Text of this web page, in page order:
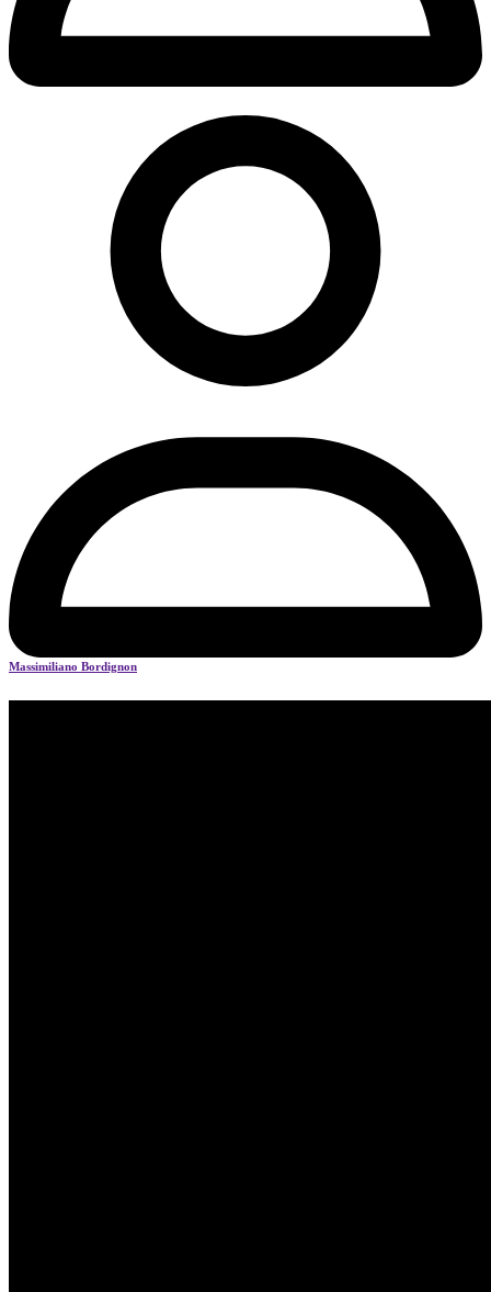
Massimiliano Bordignon